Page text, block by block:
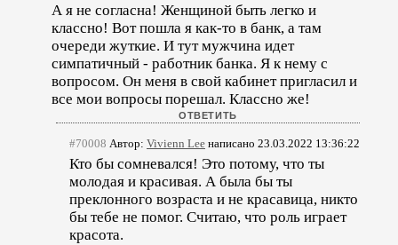
А я не согласна! Женщиной быть легко и
классно! Вот пошла я как-то в банк, а там
очереди жуткие. И тут мужчина идет
симпатичный - работник банка. Я к нему с
вопросом. Он меня в свой кабинет пригласил и
все мои вопросы порешал. Классно же!
#70008 Автор: Vivienn Lee написано 23.03.2022 13:36:22
Кто бы сомневался! Это потому, что ты
молодая и красивая. А была бы ты
преклонного возраста и не красавица, никто
бы тебе не помог. Считаю, что роль играет
красота.